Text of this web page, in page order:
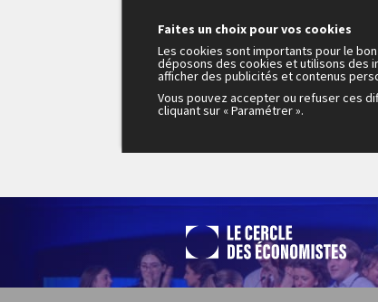
Je m'abonne
aux alertes
Faites un choix pour vos cookies
Les cookies sont importants pour le
déposons des cookies et utilisons des
afficher des publicités et contenus
Vous pouvez accepter ou refuser ces
cliquant sur « Paramétrer ».